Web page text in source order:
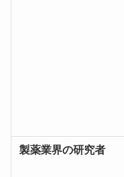
製薬業界の研究者